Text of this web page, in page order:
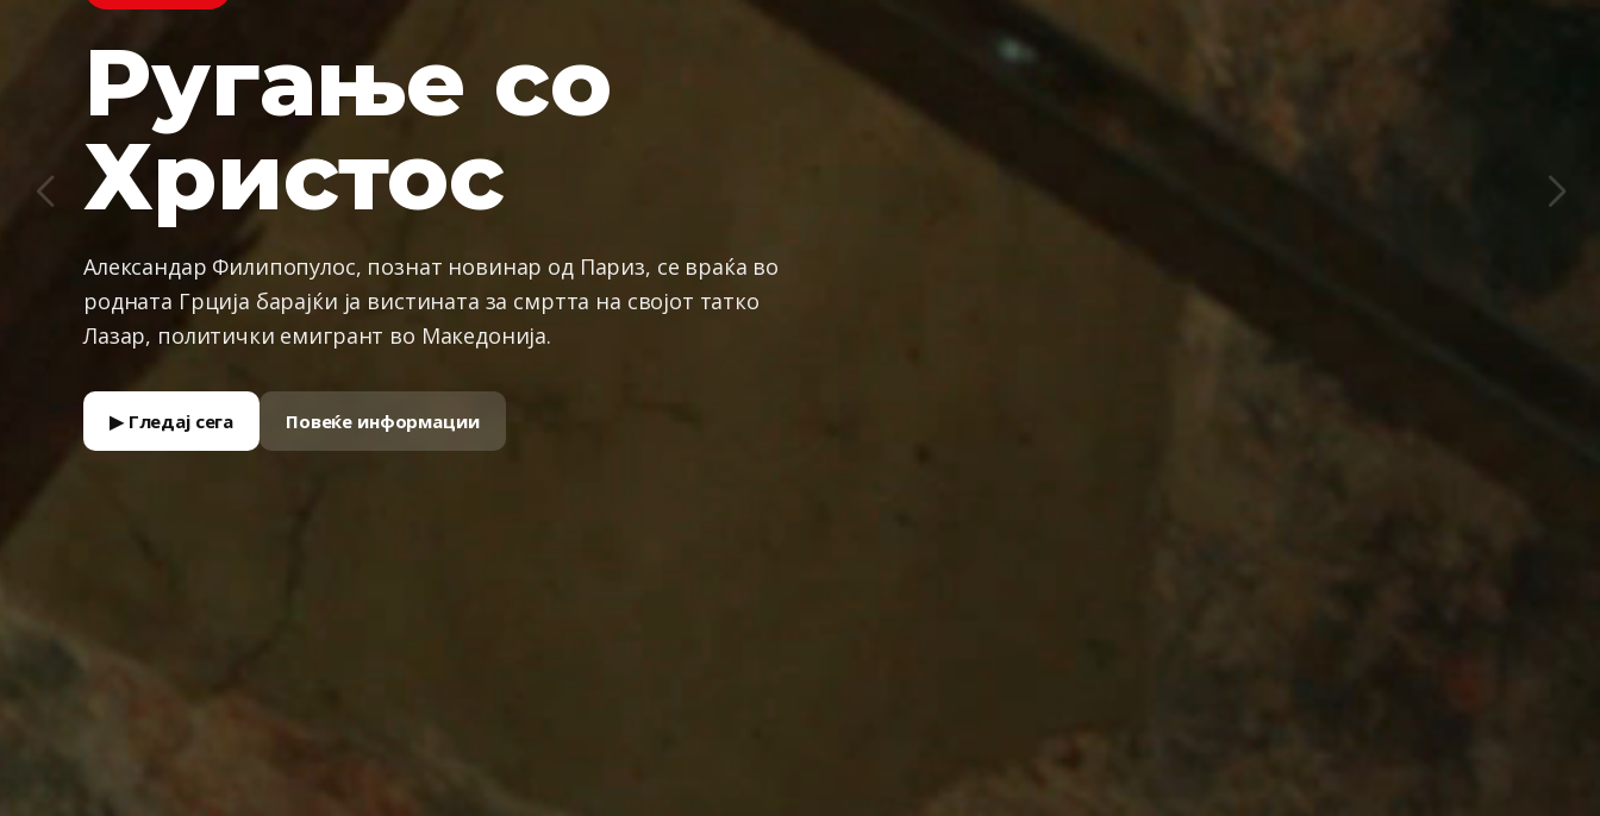
Балканкан
Македонски воен дезертер и неговиот италијански крвен брат
бараат мртва баба завиткана во украден тепих, насекаде низ
балканското криминално подземје.
ПРЕМИЕРНО
Бистра Вода
▶ Гледај сега Повеќе информации
Ругање со
Христос
Александар Филипопулос, познат новинар од Париз, се враќа во
родната Грција барајќи ја вистината за смртта на својот татко
Лазар, политички емигрант во Македонија.
▶ Гледај сега Повеќе информации